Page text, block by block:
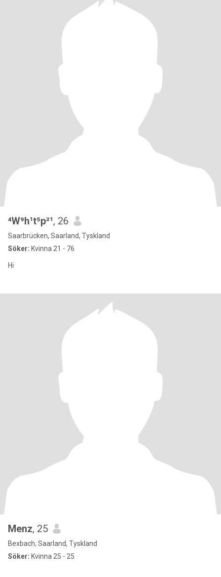
⁴W⁹h¹t⁵p²¹, 26
Saarbrücken, Saarland, Tyskland
Söker: Kvinna 21 - 76
Hi
Menz, 25
Bexbach, Saarland, Tyskland
Söker: Kvinna 25 - 25